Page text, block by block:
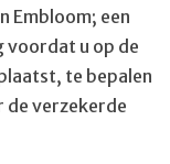
Embloom; een
voordat u op de
te bepalen
de verzekerde